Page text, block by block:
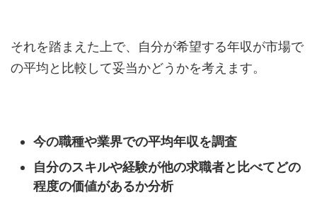
それを踏まえた上で、自分が希望する年収が市場で
の平均と比較して妥当かどうかを考えます。
今の職種や業界での平均年収を調査
自分のスキルや経験が他の求職者と比べてどの
程度の価値があるか分析